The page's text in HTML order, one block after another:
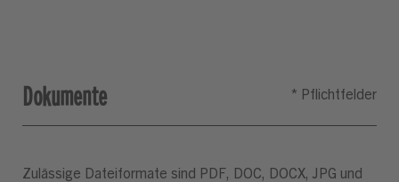
Dokumente
Zulässige Dateiformate sind PDF, DOC, DOCX, JPG und